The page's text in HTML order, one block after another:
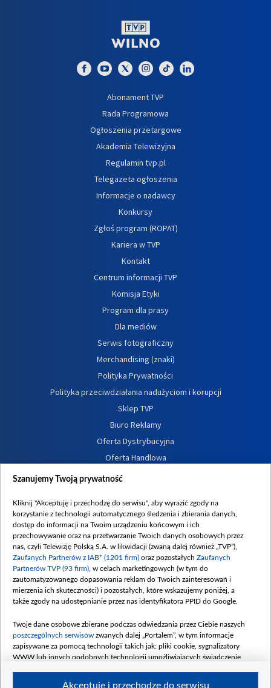
Abonament TVP
Rada Programowa
Ogłoszenia przetargowe
Akademia Telewizyjna
Regulamin tvp.pl
Telegazeta ogłoszenia
Informacje o nadawcy
Konkursy
Zgłoś program (ROPAT)
Kariera w TVP
Kontakt
Centrum informacji TVP
Komisja Etyki
Program dla prasy
Dla mediów
Serwis fotograficzny
Merchandising (znaki)
Polityka Prywatności
Polityka przeciwdziałania nadużyciom i korupcji
Sklep TVP
Biuro Reklamy
Oferta Dystrybucyjna
Oferta Handlowa
Dostępność
Procedura zgłoszeń wewnętrznych
Szanujemy Twoją prywatność
Kliknij "Akceptuję i przechodzę do serwisu", aby wyrazić zgody na
korzystanie z technologii automatycznego śledzenia i zbierania danych,
dostęp do informacji na Twoim urządzeniu końcowym i ich
przechowywanie oraz na przetwarzanie Twoich danych osobowych przez
nas, czyli Telewizję Polską S.A. w likwidacji (zwaną dalej również „TVP”),
Zaufanych Partnerów z IAB* (1201 firm) oraz pozostałych Zaufanych
Partnerów TVP (93 firm) , w celach marketingowych (w tym do
zautomatyzowanego dopasowania reklam do Twoich zainteresowań i
mierzenia ich skuteczności) i pozostałych, które wskazujemy poniżej, a
także zgody na udostępnianie przez nas identyfikatora PPID do Google.
Twoje dane osobowe zbierane podczas odwiedzania przez Ciebie naszych
poszczególnych serwisów zwanych dalej „Portalem”, w tym informacje
zapisywane za pomocą technologii takich jak: pliki cookie, sygnalizatory
WWW lub innych podobnych technologii umożliwiających świadczenie
Akceptuję i przechodzę do serwisu